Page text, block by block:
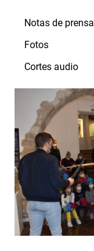
Notas de prensa
Fotos
Cortes audio